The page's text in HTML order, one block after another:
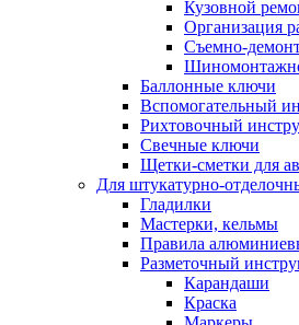
Кузовной
Организация
Съемно-
Баллонные ключи
Вспомогательный
Рихтовочный
Свечные ключи
Щетки-сметки для
Для штукатурно-
Гладилки
Мастерки, кельмы
Правила
Разметочный
Карандаши
Краска